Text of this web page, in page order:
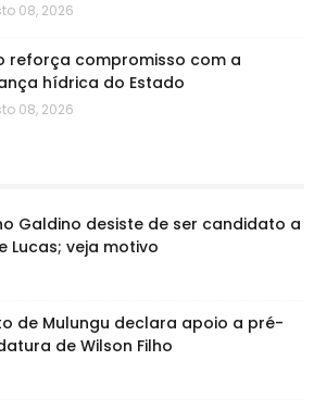
08, 2026
reforça compromisso com a
hídrica do Estado
08, 2026
Galdino desiste de ser candidato a
Lucas; veja motivo
de Mulungu declara apoio a pré-
de Wilson Filho